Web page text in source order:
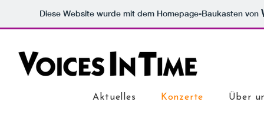
Diese Website wurde mit dem Homepage-Baukasten von
Aktuelles Konzerte Über